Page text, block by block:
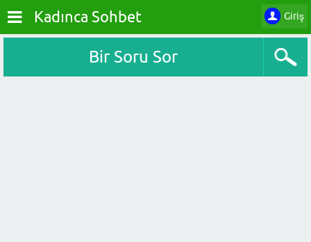
Giriş
Kadınca Sohbet
Bir Soru Sor